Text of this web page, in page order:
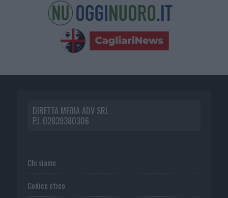
DIRETTA MEDIA ADV SRL
P.I. 02839380306
Chi siamo
Codice etico